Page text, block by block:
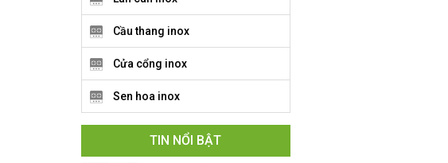
Cầu thang inox
Cửa cổng inox
Sen hoa inox
TIN NỔI BẬT